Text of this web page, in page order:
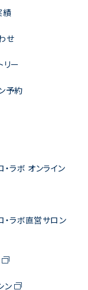
績
せ
リー
予約
・ラボ オンライン
・ラボ直営サロン
ン